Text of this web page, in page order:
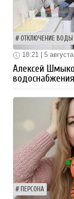
ОТКЛЮЧЕНИЕ ВОДЫ
18:21 | 5 августа
Алексей
ПЕРСОНА